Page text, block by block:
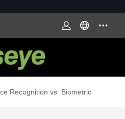
Recognition vs. Biometric